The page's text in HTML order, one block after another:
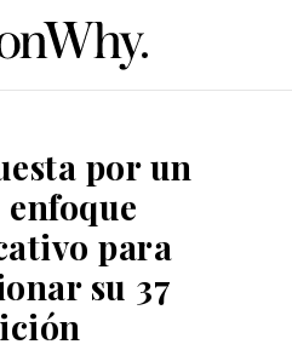
por un
para
su 37